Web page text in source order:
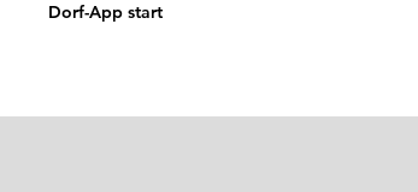
Dorf-App start